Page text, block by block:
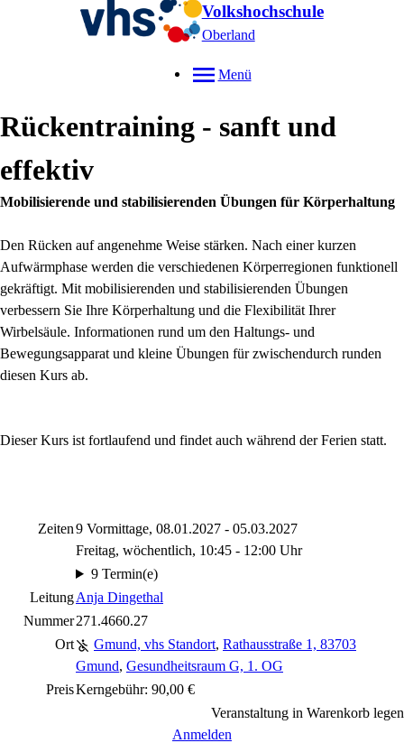
Volkshochschule
Oberland
Menü
Rückentraining - sanft und
effektiv
Mobilisierende und stabilisierenden Übungen für Körperhaltung
Den Rücken auf angenehme Weise stärken. Nach einer kurzen
Aufwärmphase werden die verschiedenen Körperregionen funktionell
gekräftigt. Mit mobilisierenden und stabilisierenden Übungen
verbessern Sie Ihre Körperhaltung und die Flexibilität Ihrer
Wirbelsäule. Informationen rund um den Haltungs- und
Bewegungsapparat und kleine Übungen für zwischendurch runden
diesen Kurs ab.
Dieser Kurs ist fortlaufend und findet auch während der Ferien statt.
Zeiten9 Vormittage, 08.01.2027 - 05.03.2027
Freitag, wöchentlich, 10:45 - 12:00 Uhr
9 Termin(e)
LeitungAnja Dingethal
Nummer271.4660.27
Ort
Gmund, vhs Standort, Rathausstraße 1, 83703
Gmund, Gesundheitsraum G, 1. OG
PreisKerngebühr: 90,00 €
Veranstaltung in Warenkorb legen
Anmelden